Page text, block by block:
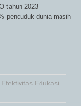
tahun 2023
penduduk dunia masih
Edukasi